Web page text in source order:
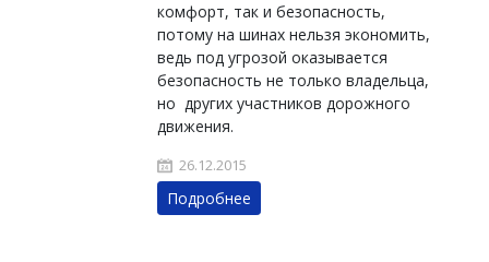
комфорт, так и безопасность,
потому на шинах нельзя экономить,
ведь под угрозой оказывается
безопасность не только владельца,
но других участников дорожного
движения.
26.12.2015
Подробнее